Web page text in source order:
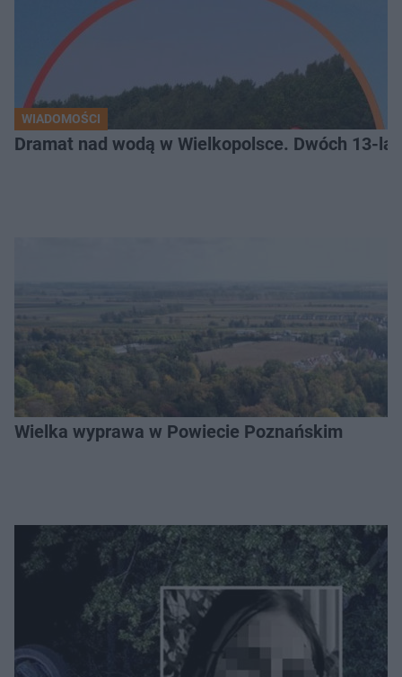
WIADOMOŚCI
Dramat nad wodą w Wielkopolsce. Dwóch 13-
Wielka wyprawa w Powiecie Poznańskim